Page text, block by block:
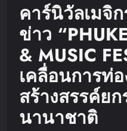
คาร์นิวัลเมจิ
ข่าว
& MUSIC
เคลื่อนการท่อ
สร้างสรรค์ย
นานาชาติ